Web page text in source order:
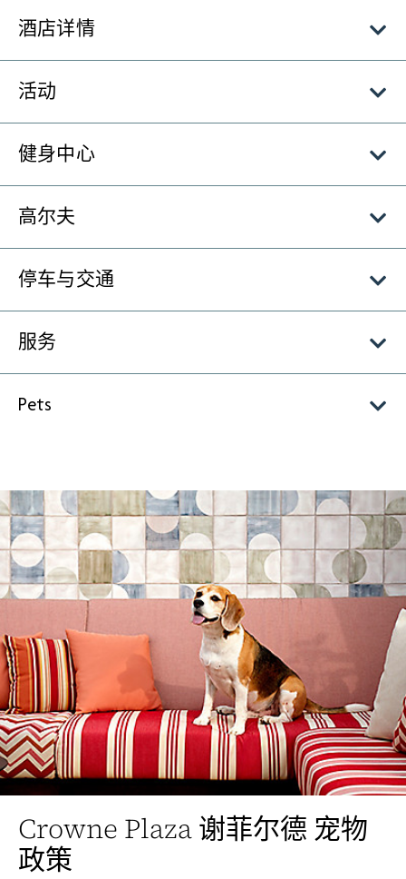
酒店详情
活动
健身中心
高尔夫
停车与交通
服务
Pets
Crowne Plaza谢菲尔德 宠物
政策